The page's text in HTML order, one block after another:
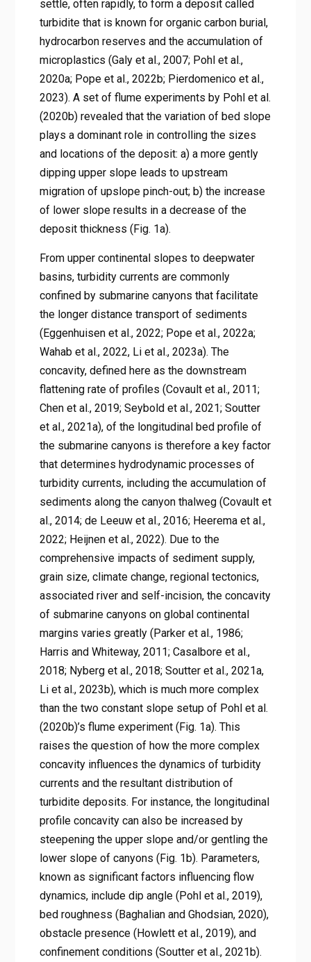
settle, often rapidly, to form a deposit called
turbidite that is known for organic carbon burial,
hydrocarbon reserves and the accumulation of
microplastics (Galy et al., 2007; Pohl et al.,
2020a; Pope et al., 2022b; Pierdomenico et al.,
2023). A set of flume experiments by Pohl et al.
(2020b) revealed that the variation of bed slope
plays a dominant role in controlling the sizes
and locations of the deposit: a) a more gently
dipping upper slope leads to upstream
migration of upslope pinch-out; b) the increase
of lower slope results in a decrease of the
deposit thickness (Fig. 1a).
From upper continental slopes to deepwater
basins, turbidity currents are commonly
confined by submarine canyons that facilitate
the longer distance transport of sediments
(Eggenhuisen et al., 2022; Pope et al., 2022a;
Wahab et al., 2022, Li et al., 2023a). The
concavity, defined here as the downstream
flattening rate of profiles (Covault et al., 2011;
Chen et al., 2019; Seybold et al., 2021; Soutter
et al., 2021a), of the longitudinal bed profile of
the submarine canyons is therefore a key factor
that determines hydrodynamic processes of
turbidity currents, including the accumulation of
sediments along the canyon thalweg (Covault et
al., 2014; de Leeuw et al., 2016; Heerema et al.,
2022; Heijnen et al., 2022). Due to the
comprehensive impacts of sediment supply,
grain size, climate change, regional tectonics,
associated river and self-incision, the concavity
of submarine canyons on global continental
margins varies greatly (Parker et al., 1986;
Harris and Whiteway, 2011; Casalbore et al.,
2018; Nyberg et al., 2018; Soutter et al., 2021a,
Li et al., 2023b), which is much more complex
than the two constant slope setup of Pohl et al.
(2020b)’s flume experiment (Fig. 1a). This
raises the question of how the more complex
concavity influences the dynamics of turbidity
currents and the resultant distribution of
turbidite deposits. For instance, the longitudinal
profile concavity can also be increased by
steepening the upper slope and/or gentling the
lower slope of canyons (Fig. 1b). Parameters,
known as significant factors influencing flow
dynamics, include dip angle (Pohl et al., 2019),
bed roughness (Baghalian and Ghodsian, 2020),
obstacle presence (Howlett et al., 2019), and
confinement conditions (Soutter et al., 2021b).